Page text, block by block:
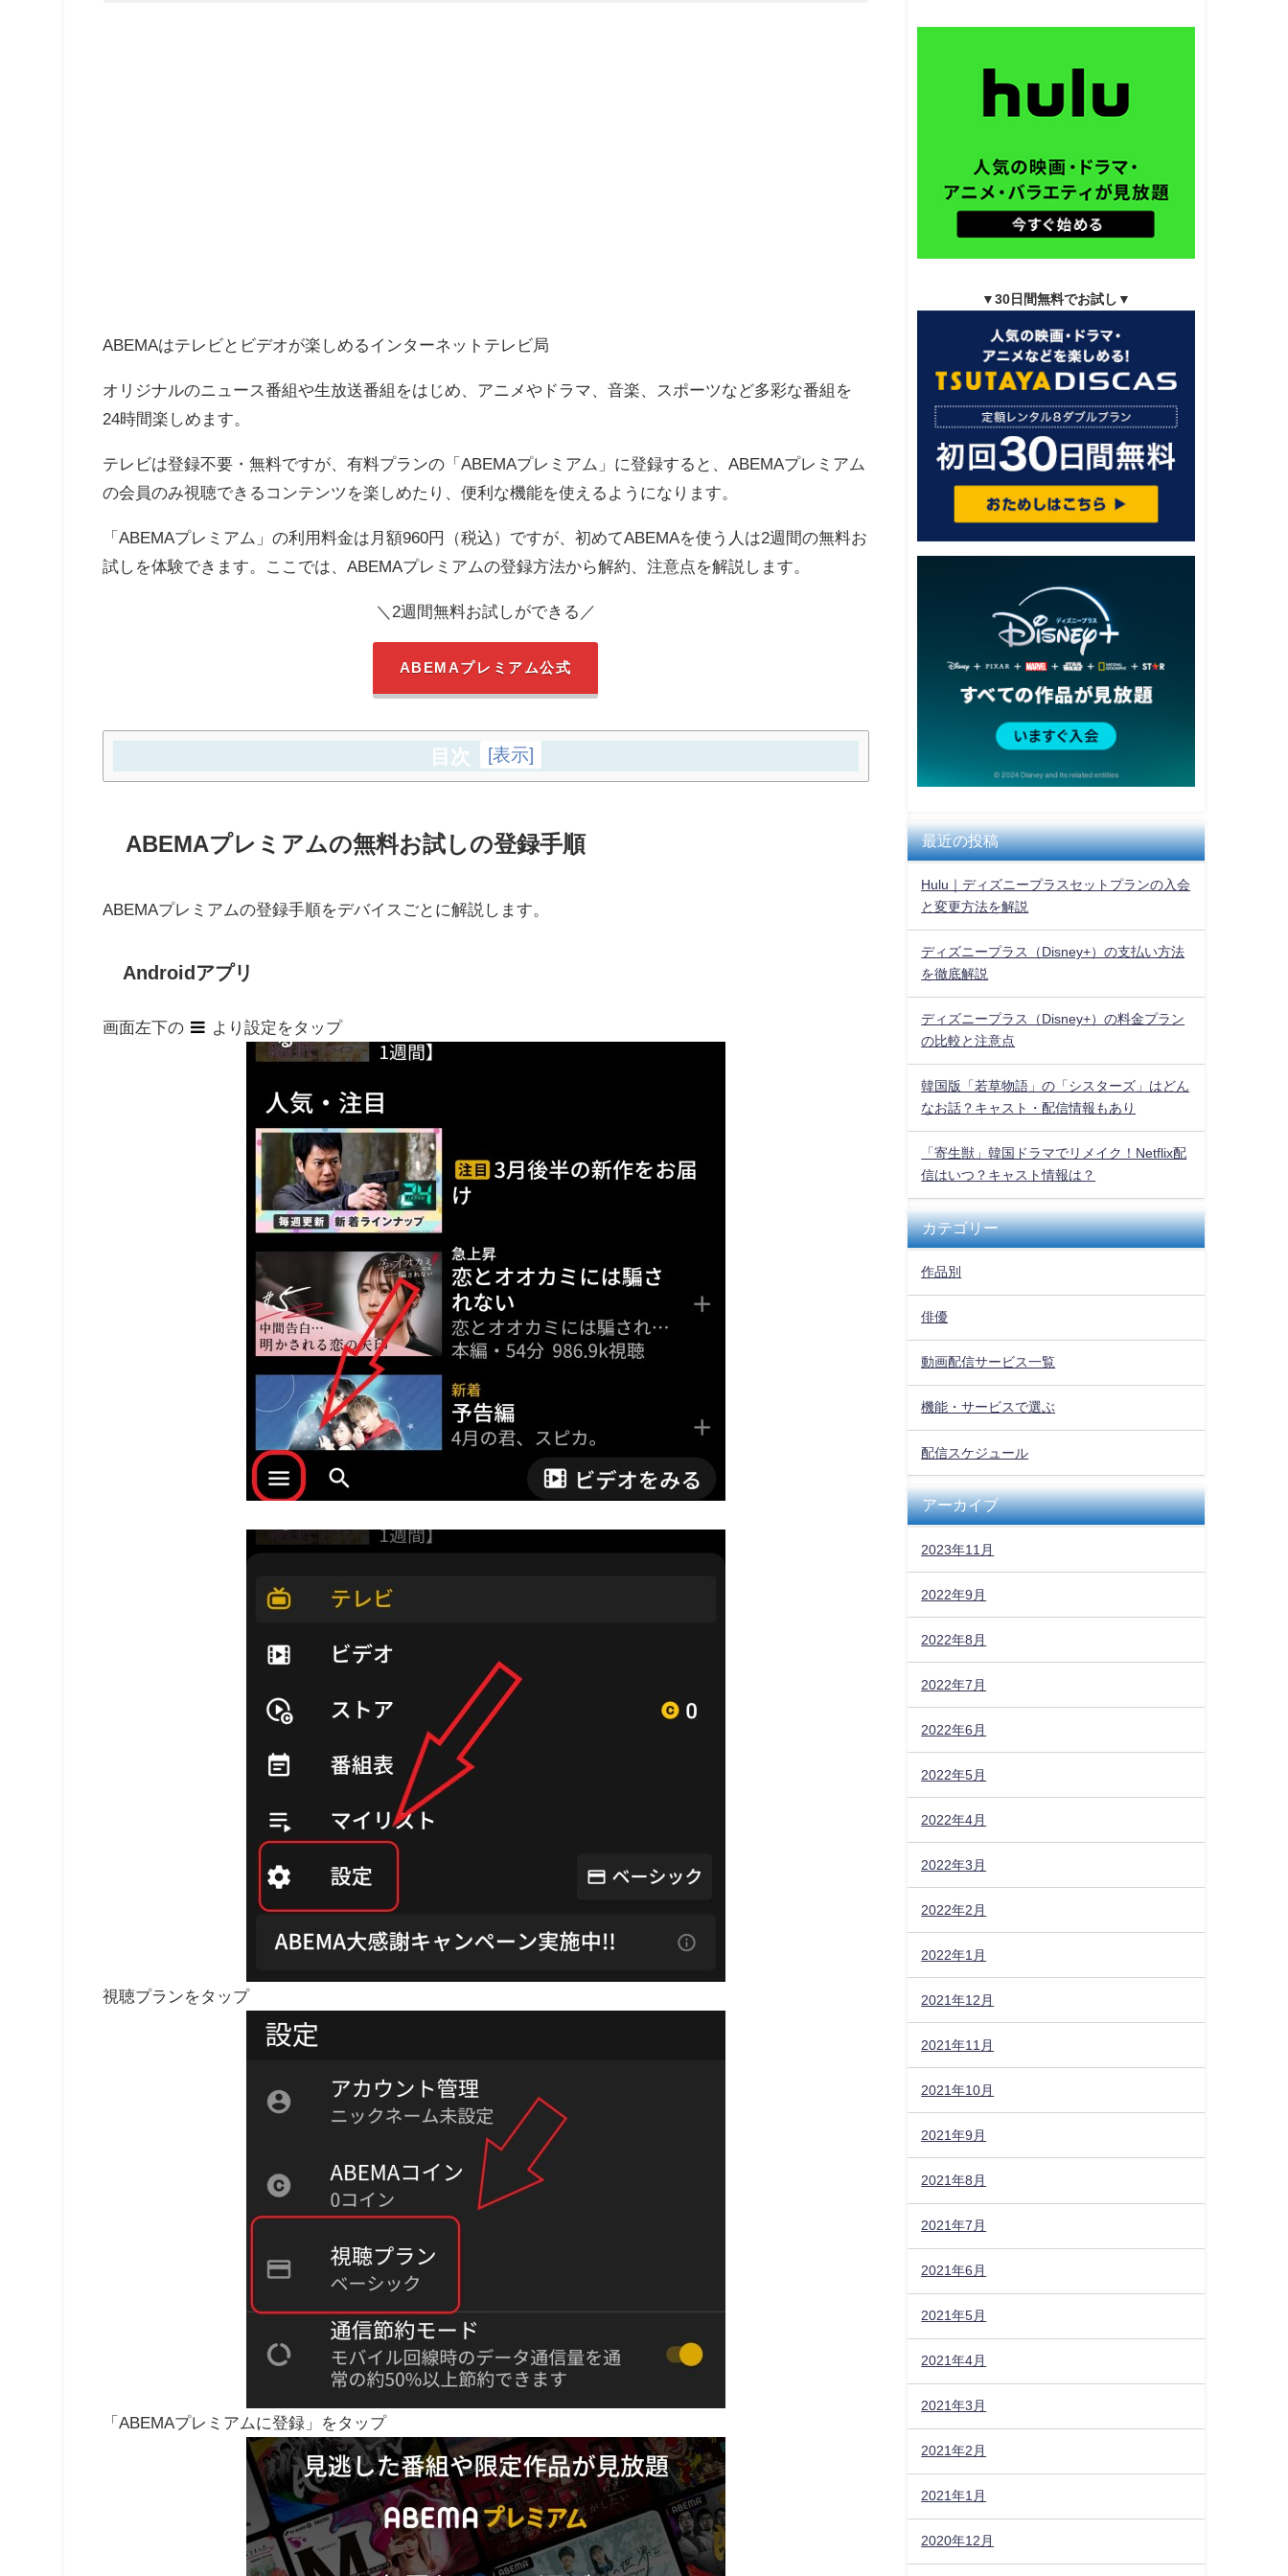
ABEMAはテレビとビデオが楽しめるインターネットテレビ局
オリジナルのニュース番組や生放送番組をはじめ、アニメやドラマ、音楽、スポーツなど多彩な番組を
24時間楽しめます。
テレビは登録不要・無料ですが、有料プランの「ABEMAプレミアム」に登録すると、ABEMAプレミアム
の会員のみ視聴できるコンテンツを楽しめたり、便利な機能を使えるようになります。
「ABEMAプレミアム」の利用料金は月額960円（税込）ですが、初めてABEMAを使う人は2週間の無料お
試しを体験できます。ここでは、ABEMAプレミアムの登録方法から解約、注意点を解説します。
＼2週間無料お試しができる／
ABEMAプレミアム公式
目次 [表示]
ABEMAプレミアムの無料お試しの登録手順
ABEMAプレミアムの登録手順をデバイスごとに解説します。
Androidアプリ
画面左下の より設定をタップ
視聴プランをタップ
「ABEMAプレミアムに登録」をタップ
▼30日間無料でお試し▼
最近の投稿
Hulu｜ディズニープラスセットプランの入会
と変更方法を解説
ディズニープラス（Disney+）の支払い方法
を徹底解説
ディズニープラス（Disney+）の料金プラン
の比較と注意点
韓国版「若草物語」の「シスターズ」はどん
なお話？キャスト・配信情報もあり
「寄生獣」韓国ドラマでリメイク！Netflix配
信はいつ？キャスト情報は？
カテゴリー
作品別
俳優
動画配信サービス一覧
機能・サービスで選ぶ
配信スケジュール
アーカイブ
2023年11月
2022年9月
2022年8月
2022年7月
2022年6月
2022年5月
2022年4月
2022年3月
2022年2月
2022年1月
2021年12月
2021年11月
2021年10月
2021年9月
2021年8月
2021年7月
2021年6月
2021年5月
2021年4月
2021年3月
2021年2月
2021年1月
2020年12月